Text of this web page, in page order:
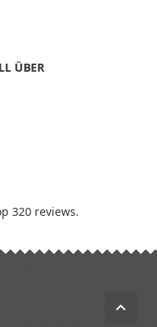
ÜBER
320 reviews.